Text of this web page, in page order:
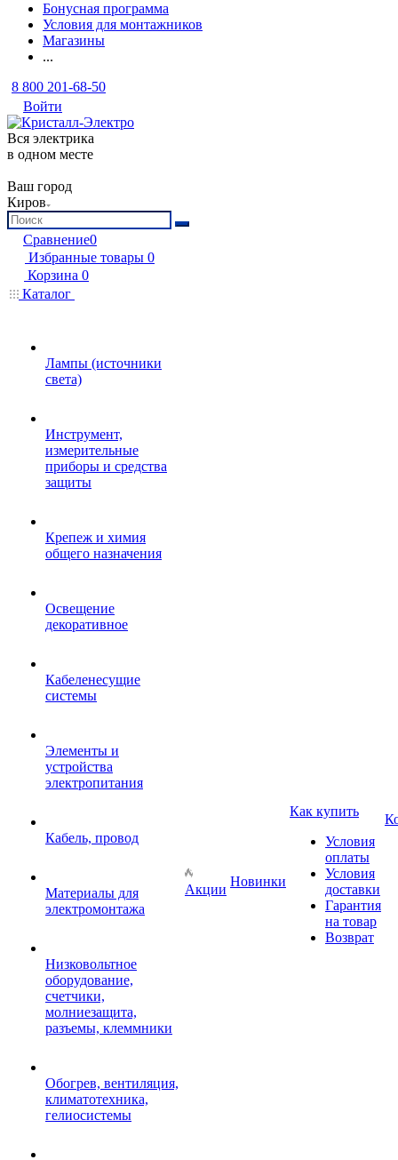
Бонусная программа
Условия для монтажников
Магазины
...
8 800 201-68-50
Войти
Вся электрика
в одном месте
Ваш город
Киров
Сравнение0
Избранные товары 0
Корзина 0
Каталог
Лампы (источники
света)
Инструмент,
измерительные
приборы и средства
защиты
Крепеж и химия
общего назначения
Освещение
декоративное
Кабеленесущие
системы
Элементы и
устройства
электропитания
Кабель, провод
Материалы для
электромонтажа
Низковольтное
оборудование,
счетчики,
молниезащита,
разъемы, клеммники
Обогрев, вентиляция,
климатотехника,
гелиосистемы
Акции
Новинки
Как купить
Условия
оплаты
Условия
доставки
Гарантия
на товар
Возврат